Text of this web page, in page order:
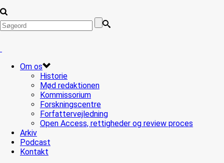
Om os
Historie
Mød redaktionen
Kommissorium
Forskningscentre
Forfattervejledning
Open Access, rettigheder og review proces
Arkiv
Podcast
Kontakt